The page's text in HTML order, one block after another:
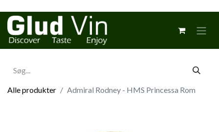
Alle produkter Admiral Rodney - HMS Princessa Rom